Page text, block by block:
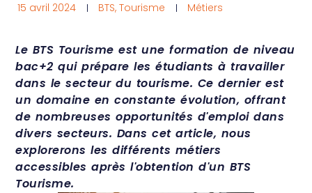
15 avril 2024 BTS, Tourisme Métiers
Le BTS Tourisme est une formation de niveau
bac+2 qui prépare les étudiants à travailler
dans le secteur du tourisme. Ce dernier est
un domaine en constante évolution, offrant
de nombreuses opportunités d'emploi dans
divers secteurs. Dans cet article, nous
explorerons les différents métiers
accessibles après l'obtention d'un BTS
Tourisme.